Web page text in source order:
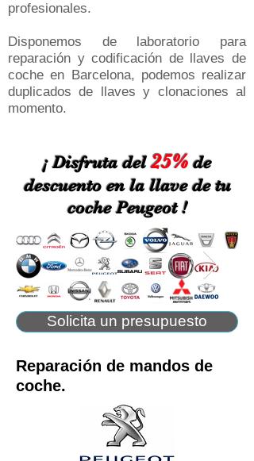
profesionales.
Disponemos de laboratorio para
reparación y codificación de llaves de
coche en Barcelona, podemos realizar
duplicados de llaves y clonaciones al
momento.
¡ Disfruta del25% de
descuento en la llave de tu
coche Peugeot !
Solicita un presupuesto
Reparación de mandos de
coche.